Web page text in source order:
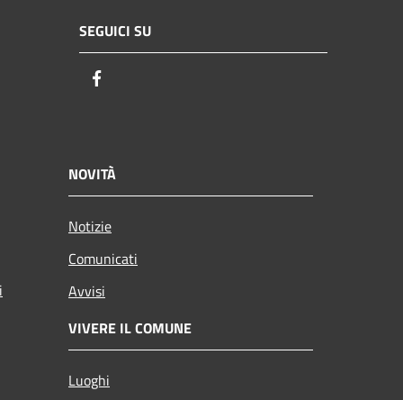
SEGUICI SU
NOVITÀ
Notizie
Comunicati
Avvisi
VIVERE IL COMUNE
Luoghi